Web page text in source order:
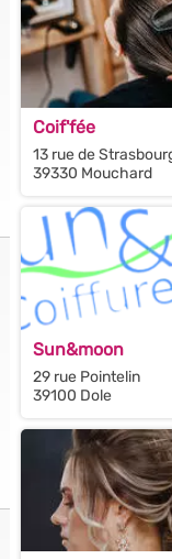
Coif'fée
13 rue de
39330 Mouchard
Sun&moon
29 rue Pointelin
39100 Dole